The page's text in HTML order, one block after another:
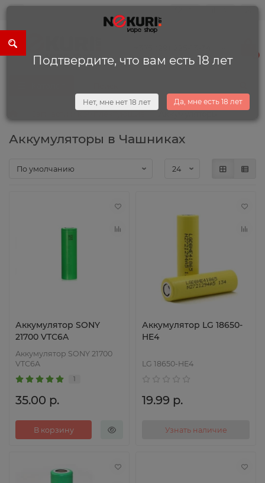
Аккумуляторы в Чашниках
Аккумулятор SONY
21700 VTC6A
Аккумулятор SONY 21700
VTC6A
35.00 р.
В корзину
Аккумулятор LG 18650-
HE4
LG 18650-HE4
19.99 р.
Узнать наличие
Подтвердите, что вам есть 18 лет
Нет, мне нет 18 лет Да, мне есть 18 лет